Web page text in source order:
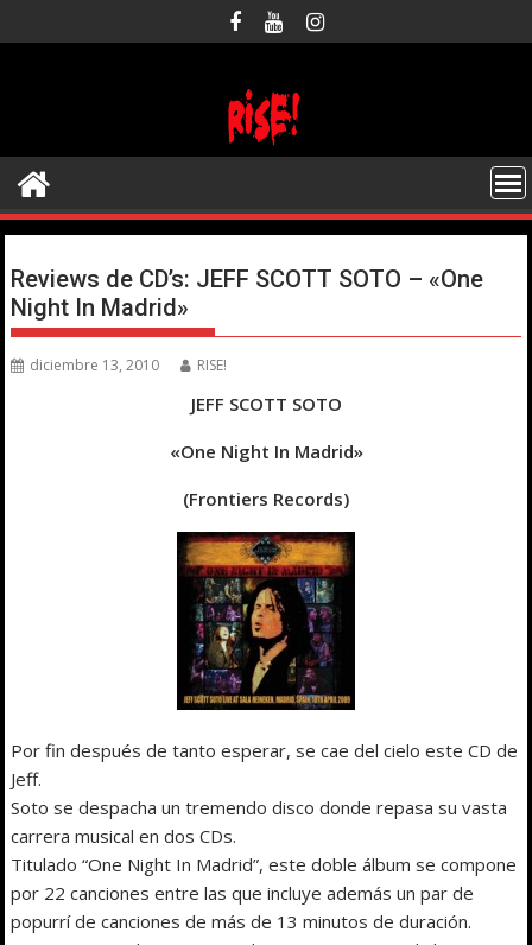
al
Reviews de CD’s: JEFF SCOTT SOTO – «One
Night In Madrid»
diciembre 13, 2010 RISE!
JEFF SCOTT SOTO
«One Night In Madrid»
(Frontiers Records)
Por fin después de tanto esperar, se cae del cielo este CD de
Jeff.
Soto se despacha un tremendo disco donde repasa su vasta
carrera musical en dos CDs.
Titulado “One Night In Madrid”, este doble álbum se compone
por 22 canciones entre las que incluye además un par de
popurrí de canciones de más de 13 minutos de duración.